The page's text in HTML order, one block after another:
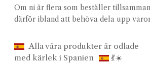
Om ni är flera som beställer
därför ibland att behöva dela upp
Alla våra produkter är odlade
med kärlek i Spanien
💃☀️